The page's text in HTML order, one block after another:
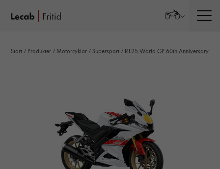
Start / Produkter /Motorcyklar /Supersport / R125 World GP 60th Anniversary